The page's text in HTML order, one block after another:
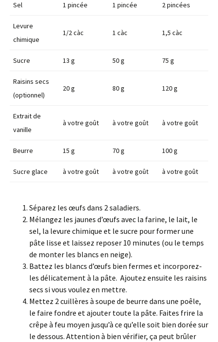
Sel 1 pincée 1 pincée 2 pincées
Levure
chimique
1/2 càc 1 càc 1,5 càc
Sucre 13 g 50 g 75 g
Raisins secs
(optionnel)
20 g 80 g 120 g
Extrait de
vanille
à votre goût à votre goût à votre goût
Beurre 15 g 70 g 100 g
Sucre glace à votre goût à votre goût à votre goût
Séparez les œufs dans 2 saladiers.
Mélangez les jaunes d’œufs avec la farine, le lait, le
sel, la levure chimique et le sucre pour former une
pâte lisse et laissez reposer 10 minutes (ou le temps
de monter les blancs en neige).
Battez les blancs d’œufs bien fermes et incorporez-
les délicatement à la pâte. Ajoutez ensuite les raisins
secs si vous voulez en mettre.
Mettez 2 cuillères à soupe de beurre dans une poêle,
le faire fondre et ajouter toute la pâte. Faites frire la
crêpe à feu moyen jusqu’à ce qu’elle soit bien dorée sur
le dessous. Attention à bien vérifier, ça peut brûler